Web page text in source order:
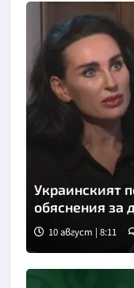
Снимка: bTV
Украинският
обяснения за
10 август | 8:11